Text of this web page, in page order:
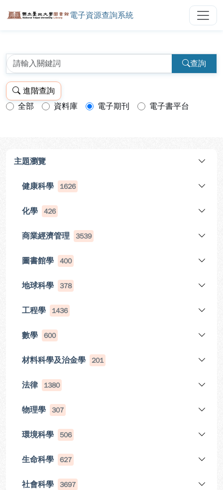
國立臺北大學圖書館電子資源查
電子資源查詢系統
查詢
進階查詢
查詢模式：
全部 資料庫 電子期刊 電子書平台
主題瀏覽
健康科學 1626
化學 426
商業經濟管理 3539
圖書館學 400
地球科學 378
工程學 1436
數學 600
材料科學及治金學 201
法律 1380
物理學 307
環境科學 506
生命科學 627
社會科學 3697